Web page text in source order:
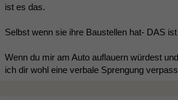
ist es das.
Selbst wenn sie ihre Baustellen hat- DAS
Wenn du mir am Auto auflauern würdest
ich dir wohl eine verbale Sprengung